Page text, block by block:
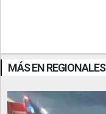
MÁS EN REGIONALES